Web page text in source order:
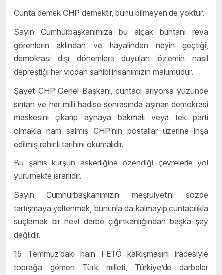
Cunta demek CHP demektir, bunu bilmeyen de yoktur.
Sayın Cumhurbaşkanımıza bu alçak bühtanı reva
görenlerin aklından ve hayalinden neyin geçtiği,
demokrasi dışı dönemlere duyulan özlemin nasıl
depreştiği her vicdan sahibi insanımızın malumudur.
Şayet CHP Genel Başkanı, cuntacı arıyorsa yüzünde
sırıtan ve her milli hadise sonrasında aşınan demokrasi
maskesini çıkarıp aynaya bakmalı veya tek parti
olmakla nam salmış CHP’nin postallar üzerine inşa
edilmiş rehinli tarihini okumalıdır.
Bu şahıs kurşun askerliğine özendiği çevrelerle yol
yürümekte ısrarlıdır.
Sayın Cumhurbaşkanımızın meşruiyetini sözde
tartışmaya yeltenmek, bununla da kalmayıp cuntacılıkla
suçlamak bir nevi darbe çığırtkanlığından başka şey
değildir.
15 Temmuz’daki hain FETÖ kalkışmasını iradesiyle
toprağa gömen Türk milleti, Türkiye’de darbeler